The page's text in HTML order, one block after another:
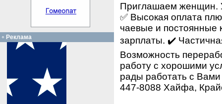
Приглашаем женщин.
✅ Высокая оплата
чаевые и постоянные
зарплаты. ✔️
Возможность
работу с хорошими
рады работать с
447-8088 Хайфа,
Реклама